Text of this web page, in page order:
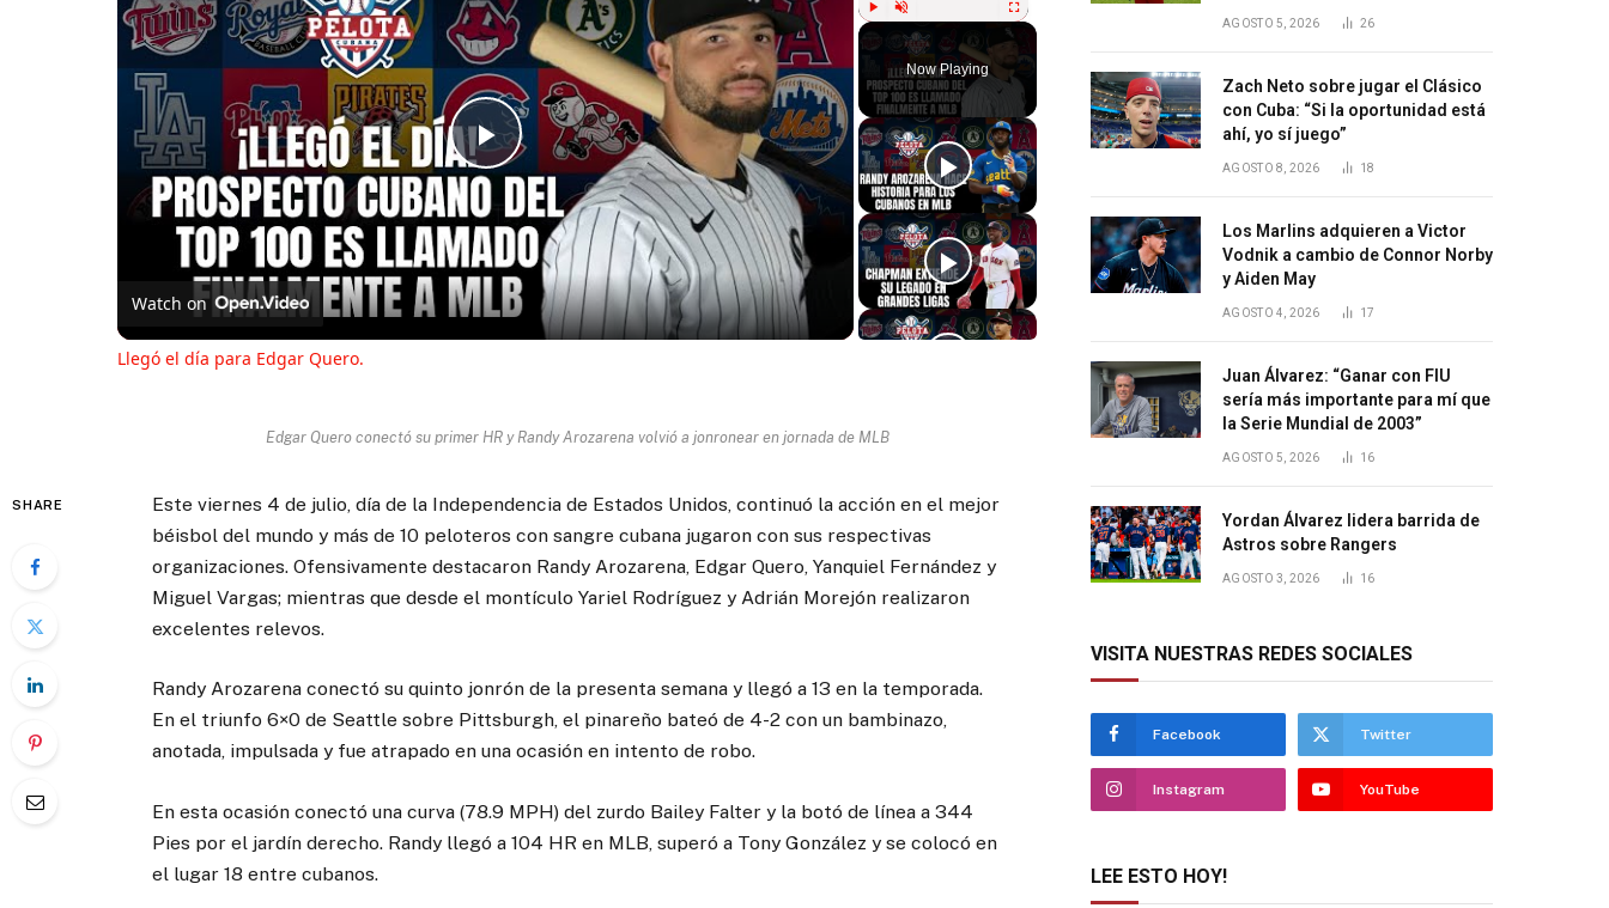
Unmute Fullscreen
Now Playing
Play
Video
Watch on
Llegó el día para Edgar Quero.
Edgar Quero conectó su primer HR y Randy Arozarena volvió a jonronear en jornada de MLB
SHARE
Este viernes 4 de julio, día de la Independencia de Estados Unidos, continuó la acción en el mejor
béisbol del mundo y más de 10 peloteros con sangre cubana jugaron con sus respectivas
organizaciones. Ofensivamente destacaron Randy Arozarena, Edgar Quero, Yanquiel Fernández y
Miguel Vargas; mientras que desde el montículo Yariel Rodríguez y Adrián Morejón realizaron
excelentes relevos.
Randy Arozarena conectó su quinto jonrón de la presenta semana y llegó a 13 en la temporada.
En el triunfo 6×0 de Seattle sobre Pittsburgh, el pinareño bateó de 4-2 con un bambinazo,
anotada, impulsada y fue atrapado en una ocasión en intento de robo.
En esta ocasión conectó una curva (78.9 MPH) del zurdo Bailey Falter y la botó de línea a 344
Pies por el jardín derecho. Randy llegó a 104 HR en MLB, superó a Tony González y se colocó en
el lugar 18 entre cubanos.
AGOSTO 5, 2026 26
Zach Neto sobre jugar el Clásico
con Cuba: “Si la oportunidad está
ahí, yo sí juego”
AGOSTO 8, 2026 18
Los Marlins adquieren a Victor
Vodnik a cambio de Connor Norby
y Aiden May
AGOSTO 4, 2026 17
Juan Álvarez: “Ganar con FIU
sería más importante para mí que
la Serie Mundial de 2003”
AGOSTO 5, 2026 16
Yordan Álvarez lidera barrida de
Astros sobre Rangers
AGOSTO 3, 2026 16
VISITA NUESTRAS REDES SOCIALES
Facebook Twitter
Instagram YouTube
LEE ESTO HOY!